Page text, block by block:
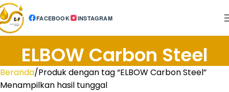
FACEBOOK INSTAGRAM
ELBOW Carbon Steel
Beranda Produk dengan tag “ELBOW Carbon Steel”
Menampilkan hasil tunggal